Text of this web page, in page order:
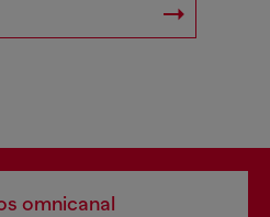
omnicanal